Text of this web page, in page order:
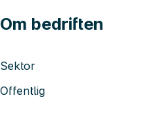
Om bedriften
Sektor
Offentlig